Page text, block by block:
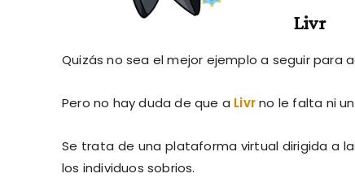
Livr
Quizás no sea el mejor ejemplo a seguir para
Pero no hay duda de que a Livr no le falta ni
Se trata de una plataforma virtual dirigida a
los individuos sobrios.